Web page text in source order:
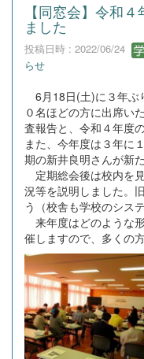
【同窓会】令和
ました
投稿日時 : 2022/06/24
らせ
6月18日(土)に３年ぶ
０名ほどの方に出席い
査報告と、令和４年度
また、今年度は３年に
期の新井良明さんが新
定期総会後は校内を
況等を説明しました。
う（校舎も学校のシス
来年度はどのような
催しますので、多くの